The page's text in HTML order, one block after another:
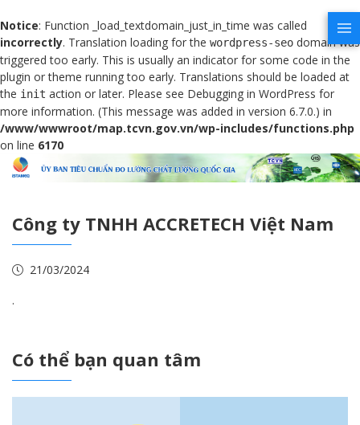
Notice: Function _load_textdomain_just_in_time was called
incorrectly. Translation loading for the wordpress-seo domain was
triggered too early. This is usually an indicator for some code in the
plugin or theme running too early. Translations should be loaded at
the init action or later. Please see Debugging in WordPress for
more information. (This message was added in version 6.7.0.) in
/www/wwwroot/map.tcvn.gov.vn/wp-includes/functions.php
on line 6170
Công ty TNHH ACCRETECH Việt Nam
21/03/2024
.
Có thể bạn quan tâm